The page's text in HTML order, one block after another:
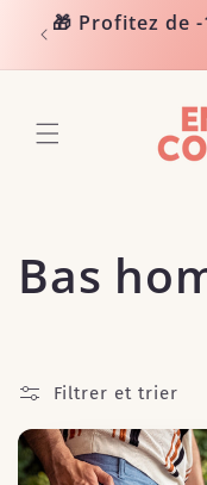
passer
contenu
🎁 Profitez de
C
l
l
Bas
Filtrer et trier